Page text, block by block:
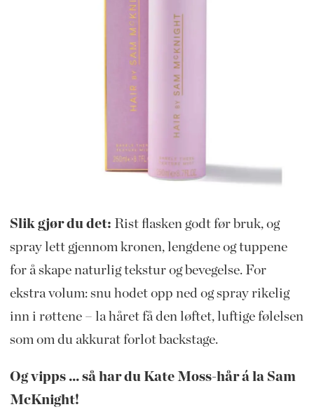
Slik gjør du det: Rist flasken godt før bruk, og
spray lett gjennom kronen, lengdene og tuppene
for å skape naturlig tekstur og bevegelse. For
ekstra volum: snu hodet opp ned og spray rikelig
inn i røttene – la håret få den løftet, luftige følelsen
som om du akkurat forlot backstage.
Og vipps ... så har du Kate Moss-hår á la Sam
McKnight!